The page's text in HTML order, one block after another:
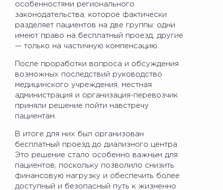
особенностями регионального
законодательства, которое фактически
разделяет пациентов на две группы: одни
имеют право на бесплатный проезд, другие
— только на частичную компенсацию.
После проработки вопроса и обсуждения
возможных последствий руководство
медицинского учреждения, местная
администрация и организация-перевозчик
приняли решение пойти навстречу
пациентам.
В итоге для них был организован
бесплатный проезд до диализного центра.
Это решение стало особенно важным для
пациентов, поскольку позволило снизить
финансовую нагрузку и обеспечить более
доступный и безопасный путь к жизненно